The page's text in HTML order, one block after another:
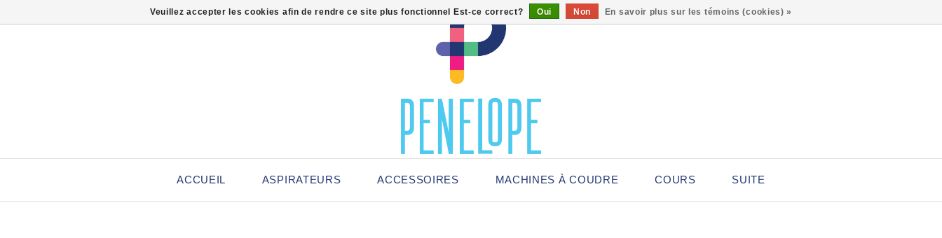
ACCUEIL ASPIRATEURS ACCESSOIRES MACHINES À COUDRE COURS SUITE
Veuillez accepter les cookies afin de rendre ce site plus fonctionnel Est-ce correct? Oui Non En savoir plus sur les témoins (cookies) »